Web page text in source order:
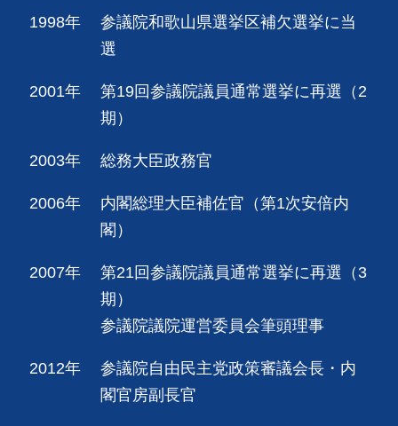
1998年
参議院和歌山県選挙区補欠選挙に当
選
2001年
第19回参議院議員通常選挙に再選（2
期）
2003年 総務大臣政務官
2006年
内閣総理大臣補佐官（第1次安倍内
閣）
2007年
第21回参議院議員通常選挙に再選（3
期）
参議院議院運営委員会筆頭理事
2012年
参議院自由民主党政策審議会長・内
閣官房副長官